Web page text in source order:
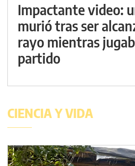
Impactante video:
murió tras ser
rayo mientras
partido
CIENCIA Y VIDA